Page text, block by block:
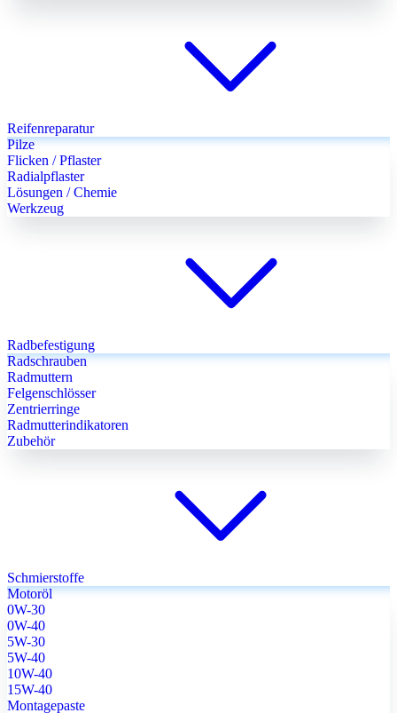
Reifenreparatur
Pilze
Flicken / Pflaster
Radialpflaster
Lösungen / Chemie
Werkzeug
Radbefestigung
Radschrauben
Radmuttern
Felgenschlösser
Zentrierringe
Radmutterindikatoren
Zubehör
Schmierstoffe
Motoröl
0W-30
0W-40
5W-30
5W-40
10W-40
15W-40
Montagepaste